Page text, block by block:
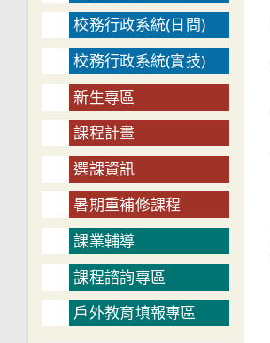
校務行政系統(日間)
校務行政系統(實技)
新生專區
課程計畫
選課資訊
暑期重補修課程
課業輔導
課程諮詢專區
戶外教育填報專區